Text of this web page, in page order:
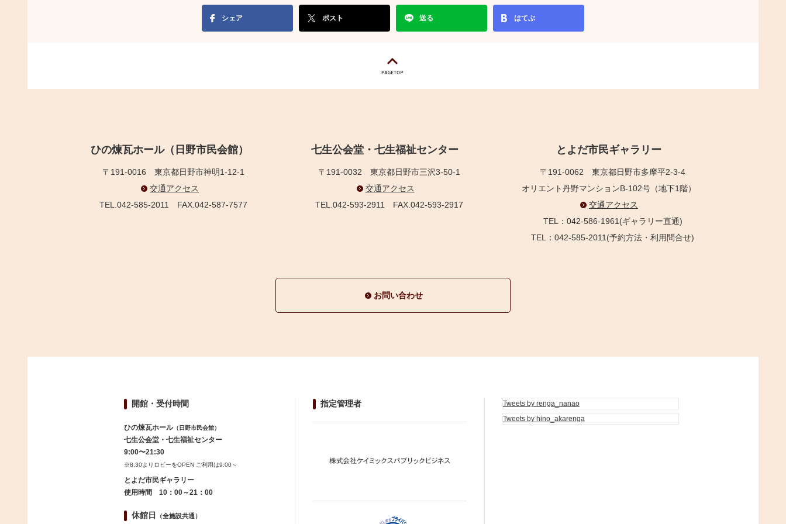
シェア ポスト 送る はてぶ
ひの煉瓦ホール（日野市民会館）
〒191-0016 東京都日野市神明1-12-1
交通アクセス
TEL.042-585-2011 FAX.042-587-7577
七生公会堂・七生福祉センター
〒191-0032 東京都日野市三沢3-50-1
交通アクセス
TEL.042-593-2911 FAX.042-593-2917
とよだ市民ギャラリー
〒191-0062 東京都日野市多摩平2-3-4
オリエント丹野マンションB-102号（地下1階）
交通アクセス
TEL：042-586-1961(ギャラリー直通)
TEL：042-585-2011(予約方法・利用問合せ)
お問い合わせ
開館・受付時間
ひの煉瓦ホール（日野市民会館）
七生公会堂・七生福祉センター
9:00〜21:30
※8:30よりロビーをOPEN ご利用は9:00～
とよだ市民ギャラリー
使用時間 10：00～21：00
休館日 （全施設共通）
指定管理者
Tweets by renga_nanao
Tweets by hino_akarenga